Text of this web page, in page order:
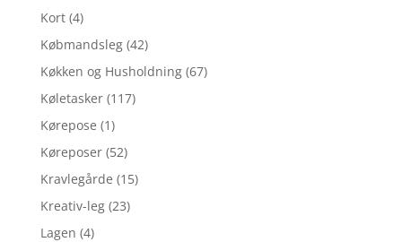
Kort (4)
Købmandsleg (42)
Køkken og Husholdning (67)
Køletasker (117)
Kørepose (1)
Køreposer (52)
Kravlegårde (15)
Kreativ-leg (23)
Lagen (4)